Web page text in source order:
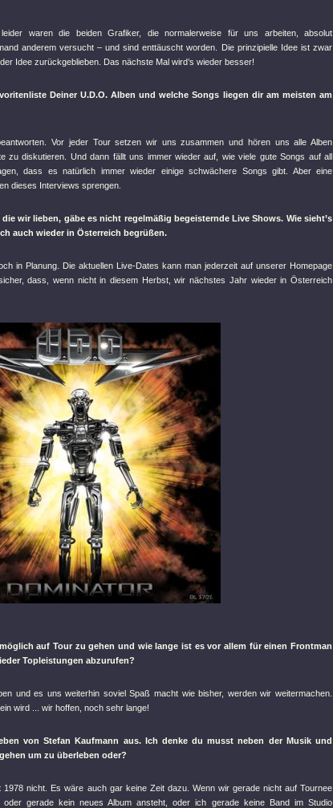
waren die beiden Grafiker, die normalerweise für uns arbeiten, absolut
anderem versucht – und sind enttäuscht worden. Die prinzipielle Idee ist zwar
Idee zurückgeblieben. Das nächste Mal wird’s wieder besser!
Deiner U.D.O. Alben und welche Songs liegen dir am meisten am
Vor jeder Tour setzen wir uns zusammen und hören uns alle Alben
zu diskutieren. Und dann fällt uns immer wieder auf, wie viele gute Songs auf all
dass es natürlich immer wieder einige schwächere Songs gibt. Aber eine
dieses Interviews sprengen.
wir lieben, gäbe es nicht regelmäßig begeisternde Live Shows. Wie sieht’s
auch wieder in Österreich begrüßen.
in Planung. Die aktuellen Live-Dates kann man jederzeit auf unserer Homepage
dass, wenn nicht in diesem Herbst, wir nächstes Jahr wieder in Österreich
auf Tour zu gehen und wie lange ist es vor allem für einen Frontman
Topleistungen abzurufen?
und es uns weiterhin soviel Spaß macht wie bisher, werden wir weitermachen.
wird ... wir hoffen, noch sehr lange!
von Stefan Kaufmann aus. Ich denke du musst neben der Musik und
um zu überleben oder?
nicht. Es wäre auch gar keine Zeit dazu. Wenn wir gerade nicht auf Tournee
gerade kein neues Album ansteht, oder ich gerade keine Band im Studio